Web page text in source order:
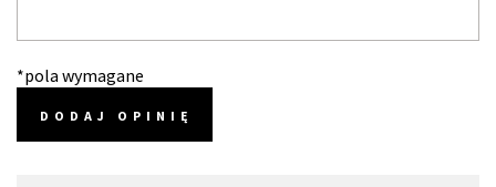
*pola wymagane
DODAJ OPINIĘ